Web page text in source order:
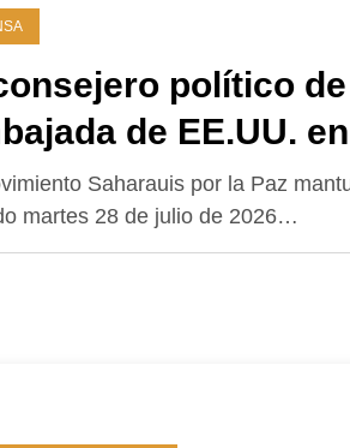
político
de EE.UU. en
se reúne
de Saharauis
Saharauis por la Paz
martes 28 de julio de 2026…